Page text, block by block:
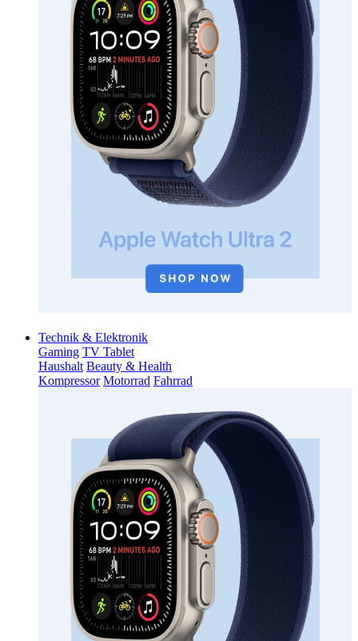
Technik & Elektronik
Gaming TV Tablet
Haushalt Beauty & Health
Kompressor Motorrad Fahrrad